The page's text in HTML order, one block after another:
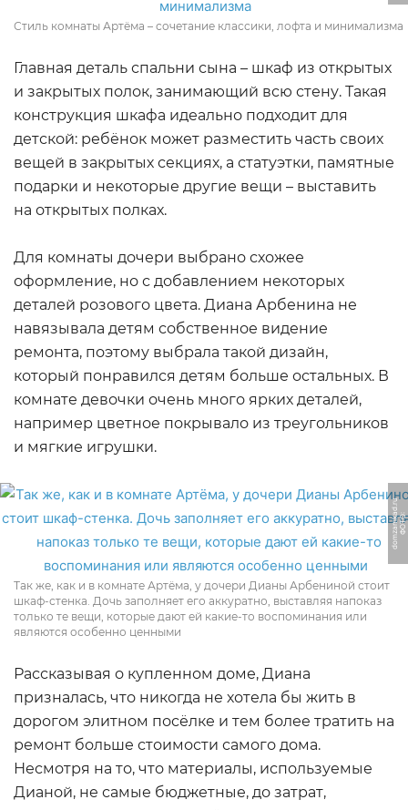
Стиль комнаты Артёма – сочетание классики, лофта и минимализма
Главная деталь спальни сына – шкаф из открытых
и закрытых полок, занимающий всю стену. Такая
конструкция шкафа идеально подходит для
детской: ребёнок может разместить часть своих
вещей в закрытых секциях, а статуэтки, памятные
подарки и некоторые другие вещи – выставить
на открытых полках.
Для комнаты дочери выбрано схожее
оформление, но с добавлением некоторых
деталей розового цвета. Диана Арбенина не
навязывала детям собственное видение
ремонта, поэтому выбрала такой дизайн,
который понравился детям больше остальных. В
комнате девочки очень много ярких деталей,
например цветное покрывало из треугольников
и мягкие игрушки.
Ф
О
Т
О:
d
o
m
z
a
m
k
a
d.
r
u
Так же, как и в комнате Артёма, у дочери Дианы Арбениной стоит
шкаф-стенка. Дочь заполняет его аккуратно, выставляя напоказ
только те вещи, которые дают ей какие-то воспоминания или
являются особенно ценными
Рассказывая о купленном доме, Диана
призналась, что никогда не хотела бы жить в
дорогом элитном посёлке и тем более тратить на
ремонт больше стоимости самого дома.
Несмотря на то, что материалы, используемые
Дианой, не самые бюджетные, до затрат,